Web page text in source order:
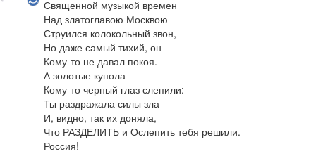
Священной музыкой времен
Над златоглавою Москвою
Струился колокольный звон,
Но даже самый тихий, он
Кому-то не давал покоя.
А золотые купола
Кому-то черный глаз слепили:
Ты раздражала силы зла
И, видно, так их доняла,
Что РАЗДЕЛИТЬ и Ослепить тебя решили.
Россия!